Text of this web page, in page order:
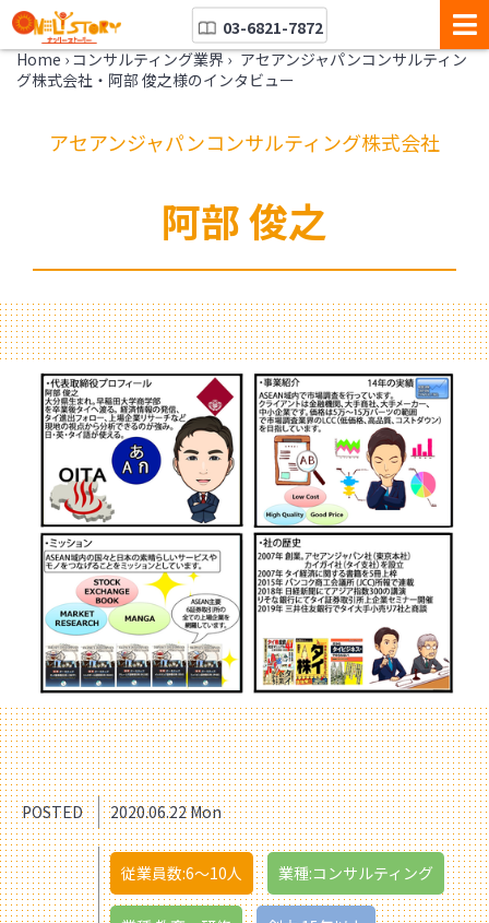
03-6821-7872
Home › コンサルティング業界 › アセアンジャパンコンサルティン
グ株式会社・阿部 俊之様のインタビュー
アセアンジャパンコンサルティング株式会社
阿部 俊之
POSTED 2020.06.22 Mon
従業員数:6～10人 業種:コンサルティング